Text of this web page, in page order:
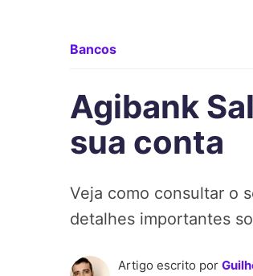
Bancos
Agibank
sua conta
Veja como consultar o
detalhes importantes
Artigo escrito por